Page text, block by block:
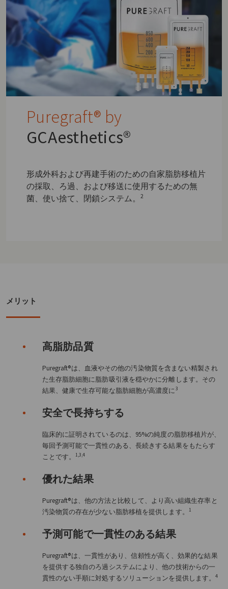
Puregraft® by
GCAesthetics®
形成外科および再建手術のための自家脂肪移植片
の採取、ろ過、および移送に使用するための無
菌、使い捨て、閉鎖システム。
2
メリット
高脂肪品質
Puregraft®は、血液やその他の汚染物質を含まない精製され
た生存脂肪細胞に脂肪吸引液を穏やかに分離します。その
結果、健康で生存可能な脂肪細胞が高濃度に3
安全で長持ちする
臨床的に証明されているのは、95%の純度の脂肪移植片が、
毎回予測可能で一貫性のある、長続きする結果をもたらす
ことです。1,3,4
優れた結果
Puregraft®は、他の方法と比較して、より高い組織生存率と
汚染物質の存在が少ない脂肪移植を提供します。
1
予測可能で一貫性のある結果
Puregraft®は、一貫性があり、信頼性が高く、効果的な結果
を提供する独自のろ過システムにより、他の技術からの一
貫性のない手順に対処するソリューションを提供します。4